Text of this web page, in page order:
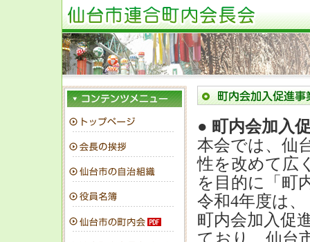
● 町内会加入
本会では、仙
性を改めて広
を目的に「町
令和4年度は
町内会加入促